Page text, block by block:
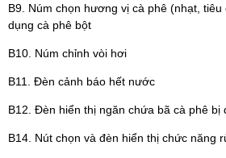
B9. Núm chọn hương vị cà phê (nhạt,
dụng cà phê bột
B10. Núm chỉnh vòi hơi
B11. Đèn cảnh báo hết nước
B12. Đèn hiển thị ngăn chứa bã cà phê bị
B14. Nút chọn và đèn hiển thị chức năng